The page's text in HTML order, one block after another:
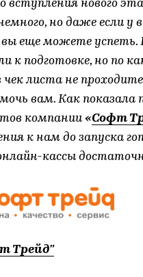
вступления нового
но даже если у
вы еще можете успеть.
к подготовке, но по
чек листа не
вам. Как показала
компании «Софт
к нам до запуска
кассы
Трейд"